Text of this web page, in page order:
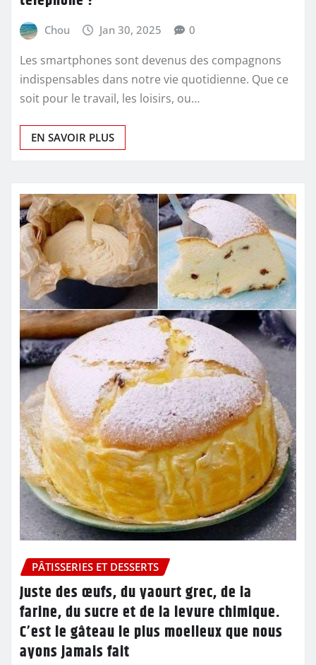
Chou Jan 30, 2025 0
Les smartphones sont devenus des compagnons
indispensables dans notre vie quotidienne. Que ce
soit pour le travail, les loisirs, ou…
EN SAVOIR PLUS
PÂTISSERIES ET DESSERTS
Juste des œufs, du yaourt grec, de la
farine, du sucre et de la levure chimique.
C’est le gâteau le plus moelleux que nous
ayons jamais fait